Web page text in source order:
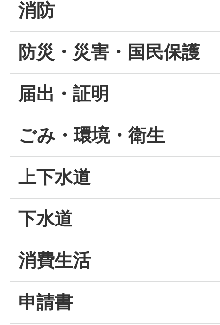
消防
防災・災害・国民保護
届出・証明
ごみ・環境・衛生
上下水道
下水道
消費生活
申請書